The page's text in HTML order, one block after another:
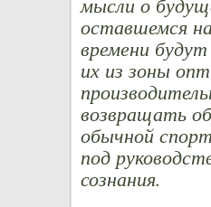
оставшемся
времени
их из зоны
возвращать
обычной
под
сознания.